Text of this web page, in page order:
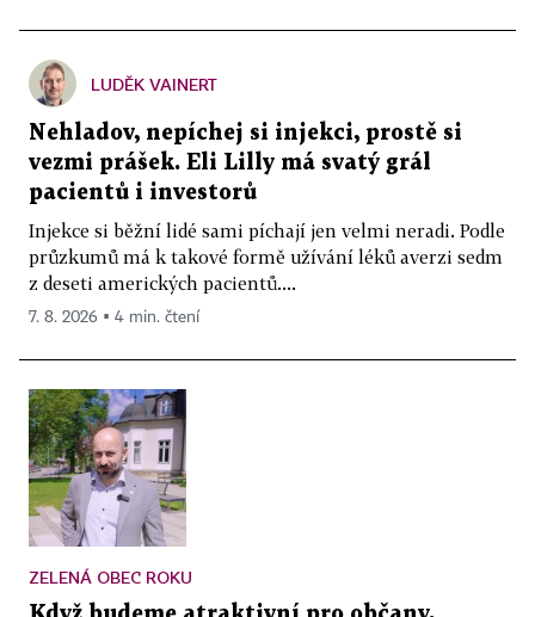
LUDĚK VAINERT
Nehladov, nepíchej si injekci, prostě si
vezmi prášek. Eli Lilly má svatý grál
pacientů i investorů
Injekce si běžní lidé sami píchají jen velmi neradi. Podle
průzkumů má k takové formě užívání léků averzi sedm
z deseti amerických pacientů....
7. 8. 2026 ▪ 4 min. čtení
ZELENÁ OBEC ROKU